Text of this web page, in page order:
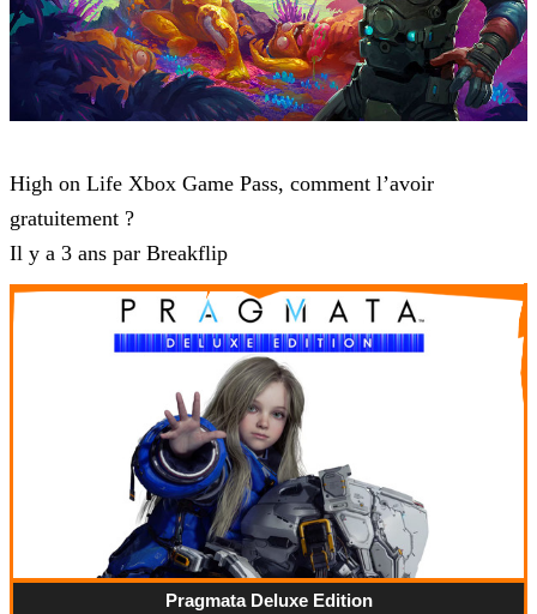
High on Life Xbox Game Pass, comment l’avoir
gratuitement ?
Il y a 3 ans par Breakflip
Pragmata Deluxe Edition